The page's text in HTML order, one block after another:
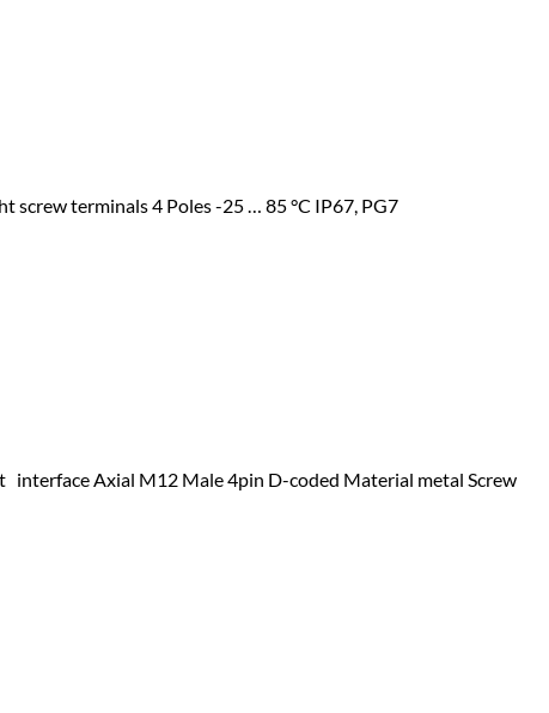
screw terminals 4 Poles -25 … 85 °C IP67, PG7
interface Axial M12 Male 4pin D-coded Material metal Screw